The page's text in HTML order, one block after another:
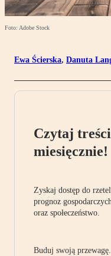
Foto: Adobe Stock
Ewa Ścierska, Danuta
Czytaj
miesięcznie!
Zyskaj dostęp do
prognoz
oraz społeczeństwo.
Buduj swoją